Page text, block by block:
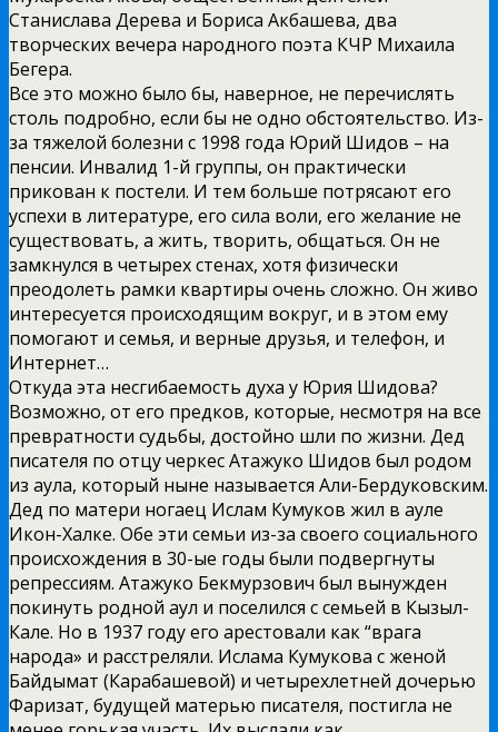
Станислава Дерева и Бориса Акбашева, два
творческих вечера народного поэта КЧР Михаила
Бегера.
Все это можно было бы, наверное, не перечислять
столь подробно, если бы не одно обстоятельство. Из-
за тяжелой болезни с 1998 года Юрий Шидов – на
пенсии. Инвалид 1-й группы, он практически
прикован к постели. И тем больше потрясают его
успехи в литературе, его сила воли, его желание не
существовать, а жить, творить, общаться. Он не
замкнулся в четырех стенах, хотя физически
преодолеть рамки квартиры очень сложно. Он живо
интересуется происходящим вокруг, и в этом ему
помогают и семья, и верные друзья, и телефон, и
Интернет…
Откуда эта несгибаемость духа у Юрия Шидова?
Возможно, от его предков, которые, несмотря на все
превратности судьбы, достойно шли по жизни. Дед
писателя по отцу черкес Атажуко Шидов был родом
из аула, который ныне называется Али-Бердуковским.
Дед по матери ногаец Ислам Кумуков жил в ауле
Икон-Халке. Обе эти семьи из-за своего социального
происхождения в 30-ые годы были подвергнуты
репрессиям. Атажуко Бекмурзович был вынужден
покинуть родной аул и поселился с семьей в Кызыл-
Кале. Но в 1937 году его арестовали как “врага
народа» и расстреляли. Ислама Кумукова с женой
Байдымат (Карабашевой) и четырехлетней дочерью
Фаризат, будущей матерью писателя, постигла не